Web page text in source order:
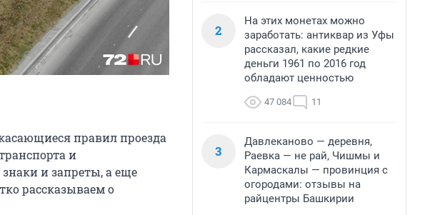
правил проезда
и
и запреты, а еще
рассказываем о
2
На этих монетах можно
заработать: антиквар из Уфы
рассказал, какие редкие
деньги 1961 по 2016 год
обладают ценностью
47 084 11
3
Давлеканово — деревня,
Раевка — не рай, Чишмы и
Кармаскалы — провинция с
огородами: отзывы на
райцентры Башкирии